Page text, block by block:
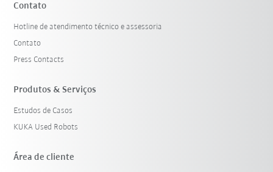
Contato
Hotline de atendimento técnico e assessoria
Contato
Press Contacts
Produtos & Serviços
Estudos de Casos
KUKA Used Robots
Área de cliente